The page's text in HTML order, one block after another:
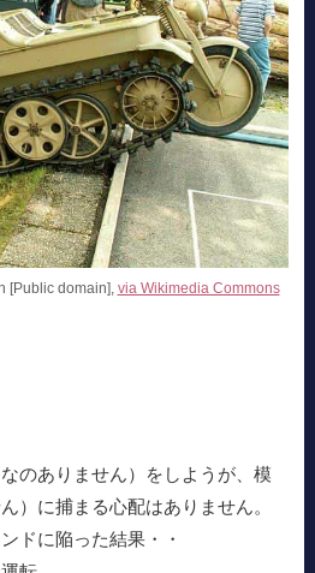
[Public domain], via Wikimedia Commons
のありません）をしようが、模
）に捕まる心配はありません。
ドに陥った結果・・